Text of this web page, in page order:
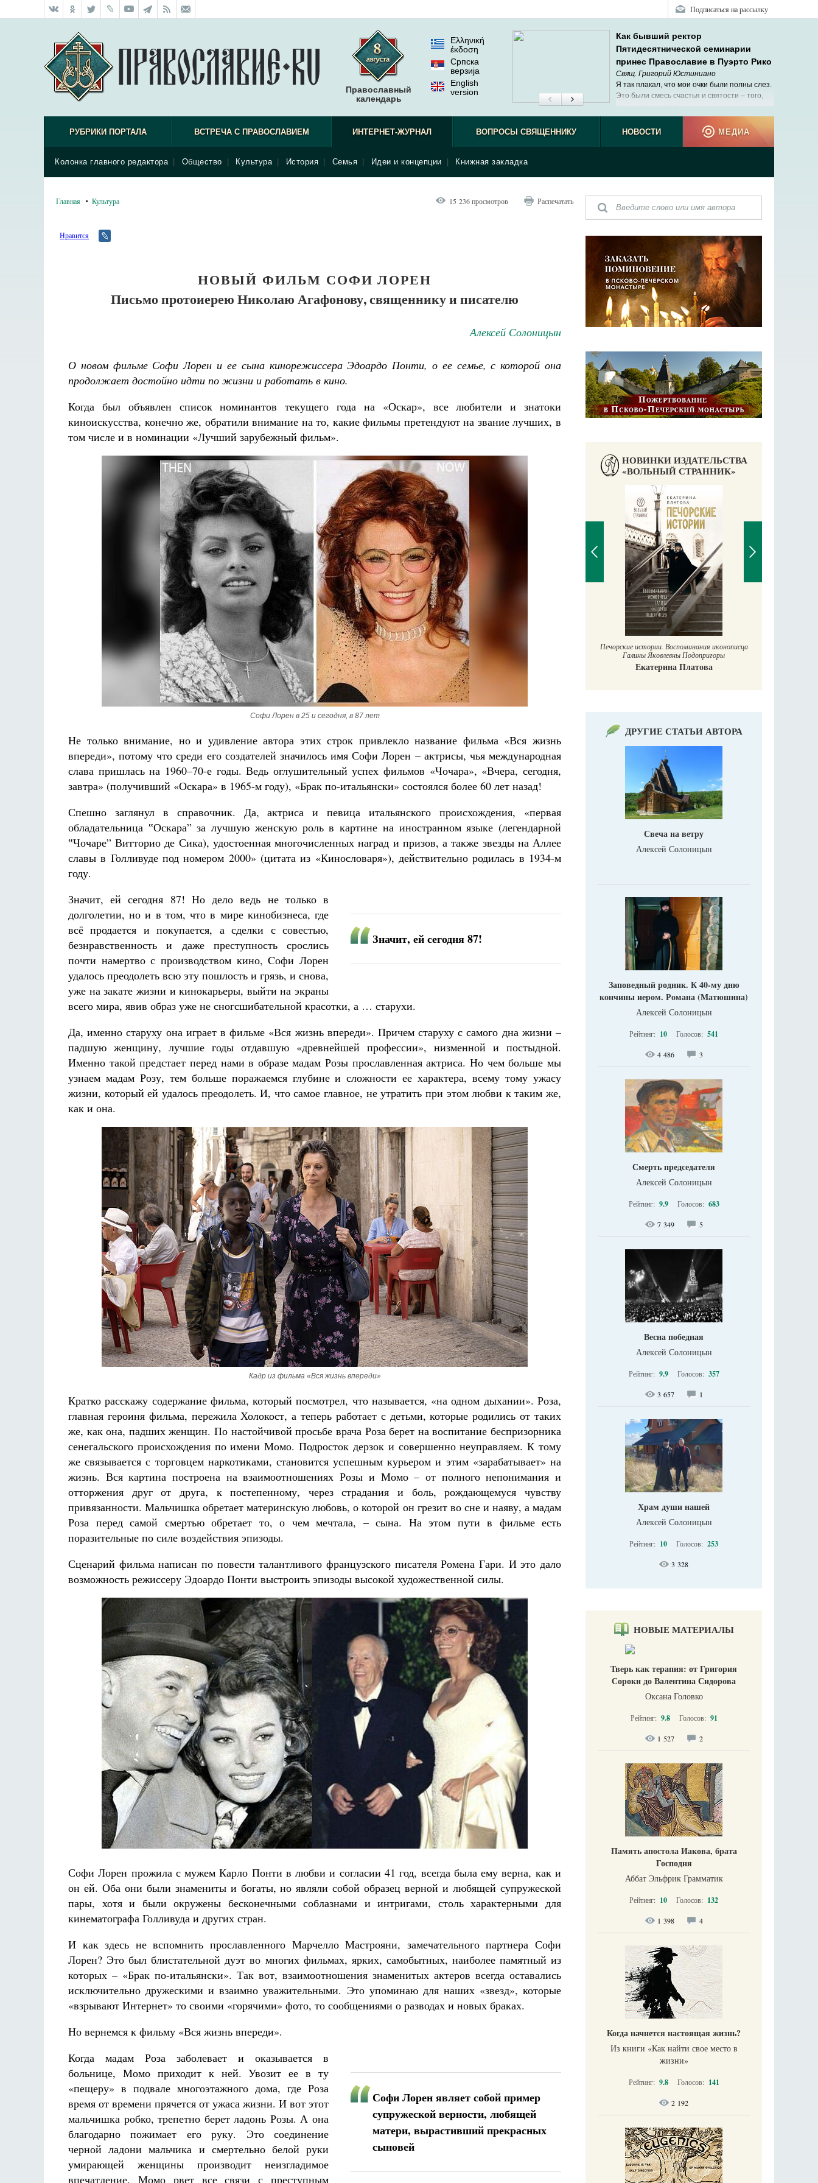
Подписаться на рассылку
Православный
календарь
Ελληνική
έκδοση
Српска
верзиjа
English
version
Как бывший ректор
Пятидесятнической семинарии
принес Православие в Пуэрто Рико
Свящ. Григорий Юстиниано
Я так плакал, что мои очки были полны слез.
Это были смесь счастья и святости – того,
РУБРИКИ ПОРТАЛА ВСТРЕЧА С ПРАВОСЛАВИЕМ ИНТЕРНЕТ-ЖУРНАЛ
Колонка главного редактора Общество Культура История Семья Идеи и концепции Книжная закладка
ВОПРОСЫ СВЯЩЕННИКУ НОВОСТИ МЕДИА
Главная Культура 15 236 просмотров Распечатать
Нравится
НОВЫЙ ФИЛЬМ СОФИ ЛОРЕН
Письмо протоиерею Николаю Агафонову, священнику и писателю
Алексей Солоницын
О новом фильме Софи Лорен и ее сына кинорежиссера Эдоардо Понти, о ее семье, с которой она
продолжает достойно идти по жизни и работать в кино.
Когда был объявлен список номинантов текущего года на «Оскар», все любители и знатоки
киноискусства, конечно же, обратили внимание на то, какие фильмы претендуют на звание лучших, в
том числе и в номинации «Лучший зарубежный фильм».
Софи Лорен в 25 и сегодня, в 87 лет
Не только внимание, но и удивление автора этих строк привлекло название фильма «Вся жизнь
впереди», потому что среди его создателей значилось имя Софи Лорен – актрисы, чья международная
слава пришлась на 1960–70-е годы. Ведь оглушительный успех фильмов «Чочара», «Вчера, сегодня,
завтра» (получивший «Оскара» в 1965-м году), «Брак по-итальянски» состоялся более 60 лет назад!
Спешно заглянул в справочник. Да, актриса и певица итальянского происхождения, «первая
обладательница ‟Оскара” за лучшую женскую роль в картине на иностранном языке (легендарной
‟Чочаре” Витторио де Сика), удостоенная многочисленных наград и призов, а также звезды на Аллее
славы в Голливуде под номером 2000» (цитата из «Кинословаря»), действительно родилась в 1934-м
году.
Значит, ей сегодня 87!
Значит, ей сегодня 87! Но дело ведь не только в
долголетии, но и в том, что в мире кинобизнеса, где
всё продается и покупается, а сделки с совестью,
безнравственность и даже преступность срослись
почти намертво с производством кино, Cофи Лорен
удалось преодолеть всю эту пошлость и грязь, и снова,
уже на закате жизни и кинокарьеры, выйти на экраны
всего мира, явив образ уже не сногсшибательной красотки, а … старухи.
Да, именно старуху она играет в фильме «Вся жизнь впереди». Причем старуху с самого дна жизни –
падшую женщину, лучшие годы отдавшую «древнейшей профессии», низменной и постыдной.
Именно такой предстает перед нами в образе мадам Розы прославленная актриса. Но чем больше мы
узнаем мадам Розу, тем больше поражаемся глубине и сложности ее характера, всему тому ужасу
жизни, который ей удалось преодолеть. И, что самое главное, не утратить при этом любви к таким же,
как и она.
Кадр из фильма «Вся жизнь впереди»
Кратко расскажу содержание фильма, который посмотрел, что называется, «на одном дыхании». Роза,
главная героиня фильма, пережила Холокост, а теперь работает с детьми, которые родились от таких
же, как она, падших женщин. По настойчивой просьбе врача Роза берет на воспитание беспризорника
сенегальского происхождения по имени Момо. Подросток дерзок и совершенно неуправляем. К тому
же связывается с торговцем наркотиками, становится успешным курьером и этим «зарабатывает» на
жизнь. Вся картина построена на взаимоотношениях Розы и Момо – от полного непонимания и
отторжения друг от друга, к постепенному, через страдания и боль, рождающемуся чувству
привязанности. Мальчишка обретает материнскую любовь, о которой он грезит во сне и наяву, а мадам
Роза перед самой смертью обретает то, о чем мечтала, – сына. На этом пути в фильме есть
поразительные по силе воздействия эпизоды.
Сценарий фильма написан по повести талантливого французского писателя Ромена Гари. И это дало
возможность режиссеру Эдоардо Понти выстроить эпизоды высокой художественной силы.
Софи Лорен прожила с мужем Карло Понти в любви и согласии 41 год, всегда была ему верна, как и
он ей. Оба они были знамениты и богаты, но являли собой образец верной и любящей супружеской
пары, хотя и были окружены бесконечными соблазнами и интригами, столь характерными для
кинематографа Голливуда и других стран.
И как здесь не вспомнить прославленного Марчелло Мастрояни, замечательного партнера Софи
Лорен? Это был блистательной дуэт во многих фильмах, ярких, самобытных, наиболее памятный из
которых – «Брак по-итальянски». Так вот, взаимоотношения знаменитых актеров всегда оставались
исключительно дружескими и взаимно уважительными. Это упоминаю для наших «звезд», которые
«взрывают Интернет» то своими «горячими» фото, то сообщениями о разводах и новых браках.
Но вернемся к фильму «Вся жизнь впереди».
Софи Лорен являет собой пример
супружеской верности, любящей
матери, вырастивший прекрасных
сыновей
Когда мадам Роза заболевает и оказывается в
больнице, Момо приходит к ней. Увозит ее в ту
«пещеру» в подвале многоэтажного дома, где Роза
время от времени прячется от ужаса жизни. И вот этот
мальчишка робко, трепетно берет ладонь Розы. А она
благодарно пожимает его руку. Это соединение
черной ладони мальчика и смертельно белой руки
умирающей женщины производит неизгладимое
впечатление. Момо рвет все связи с преступным
НОВИНКИ ИЗДАТЕЛЬСТВА
«ВОЛЬНЫЙ СТРАННИК»
Великомученик Георгий Победоносец. Научись у
Роман Котов Чего ждет от нас Бог. 10 заповедей Божиих
Святитель Николай Сербский
Православный мальчик
Екатерина Баканова
Печорские истории. Воспоминания иконописца
Галины Яковлевны Подопригоры
Екатерина Платова
ДРУГИЕ СТАТЬИ АВТОРА
Свеча на ветру
Алексей Солоницын
Заповедный родник. К 40-му дню
кончины иером. Романа (Матюшина)
Алексей Солоницын
Рейтинг: 10 Голосов: 541
4 486 3
Смерть председателя
Алексей Солоницын
Рейтинг: 9.9 Голосов: 683
7 349 5
Весна победная
Алексей Солоницын
Рейтинг: 9.9 Голосов: 357
3 657 1
Храм души нашей
Алексей Солоницын
Рейтинг: 10 Голосов: 253
3 328
НОВЫЕ МАТЕРИАЛЫ
Тверь как терапия: от Григория
Сороки до Валентина Сидорова
Оксана Головко
Рейтинг: 9.8 Голосов: 91
1 527 2
Память апостола Иакова, брата
Господня
Аббат Эльфрик Грамматик
Рейтинг: 10 Голосов: 132
1 398 4
Когда начнется настоящая жизнь?
Из книги «Как найти свое место в
жизни​»
Рейтинг: 9.8 Голосов: 141
2 192